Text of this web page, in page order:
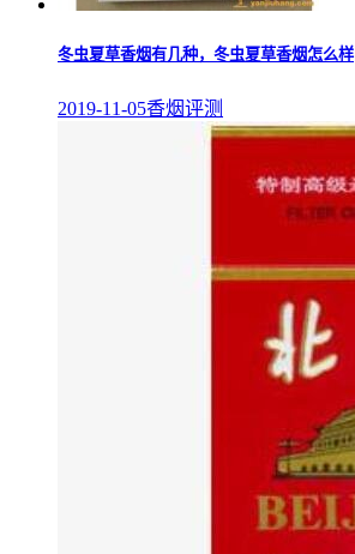
冬虫夏草香烟有几种，冬虫夏草香烟怎么样
2019-11-05香烟评测